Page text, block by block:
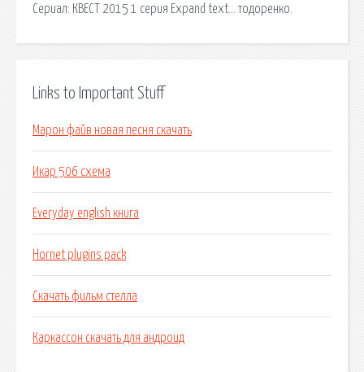
Сериал: КВЕСТ 2015 1 серия Expand text… тодоренко.
Links to Important Stuff
Марон файв новая песня скачать
Икар 506 схема
Everyday english книга
Hornet plugins pack
Скачать фильм стелла
Каркассон скачать для андроид